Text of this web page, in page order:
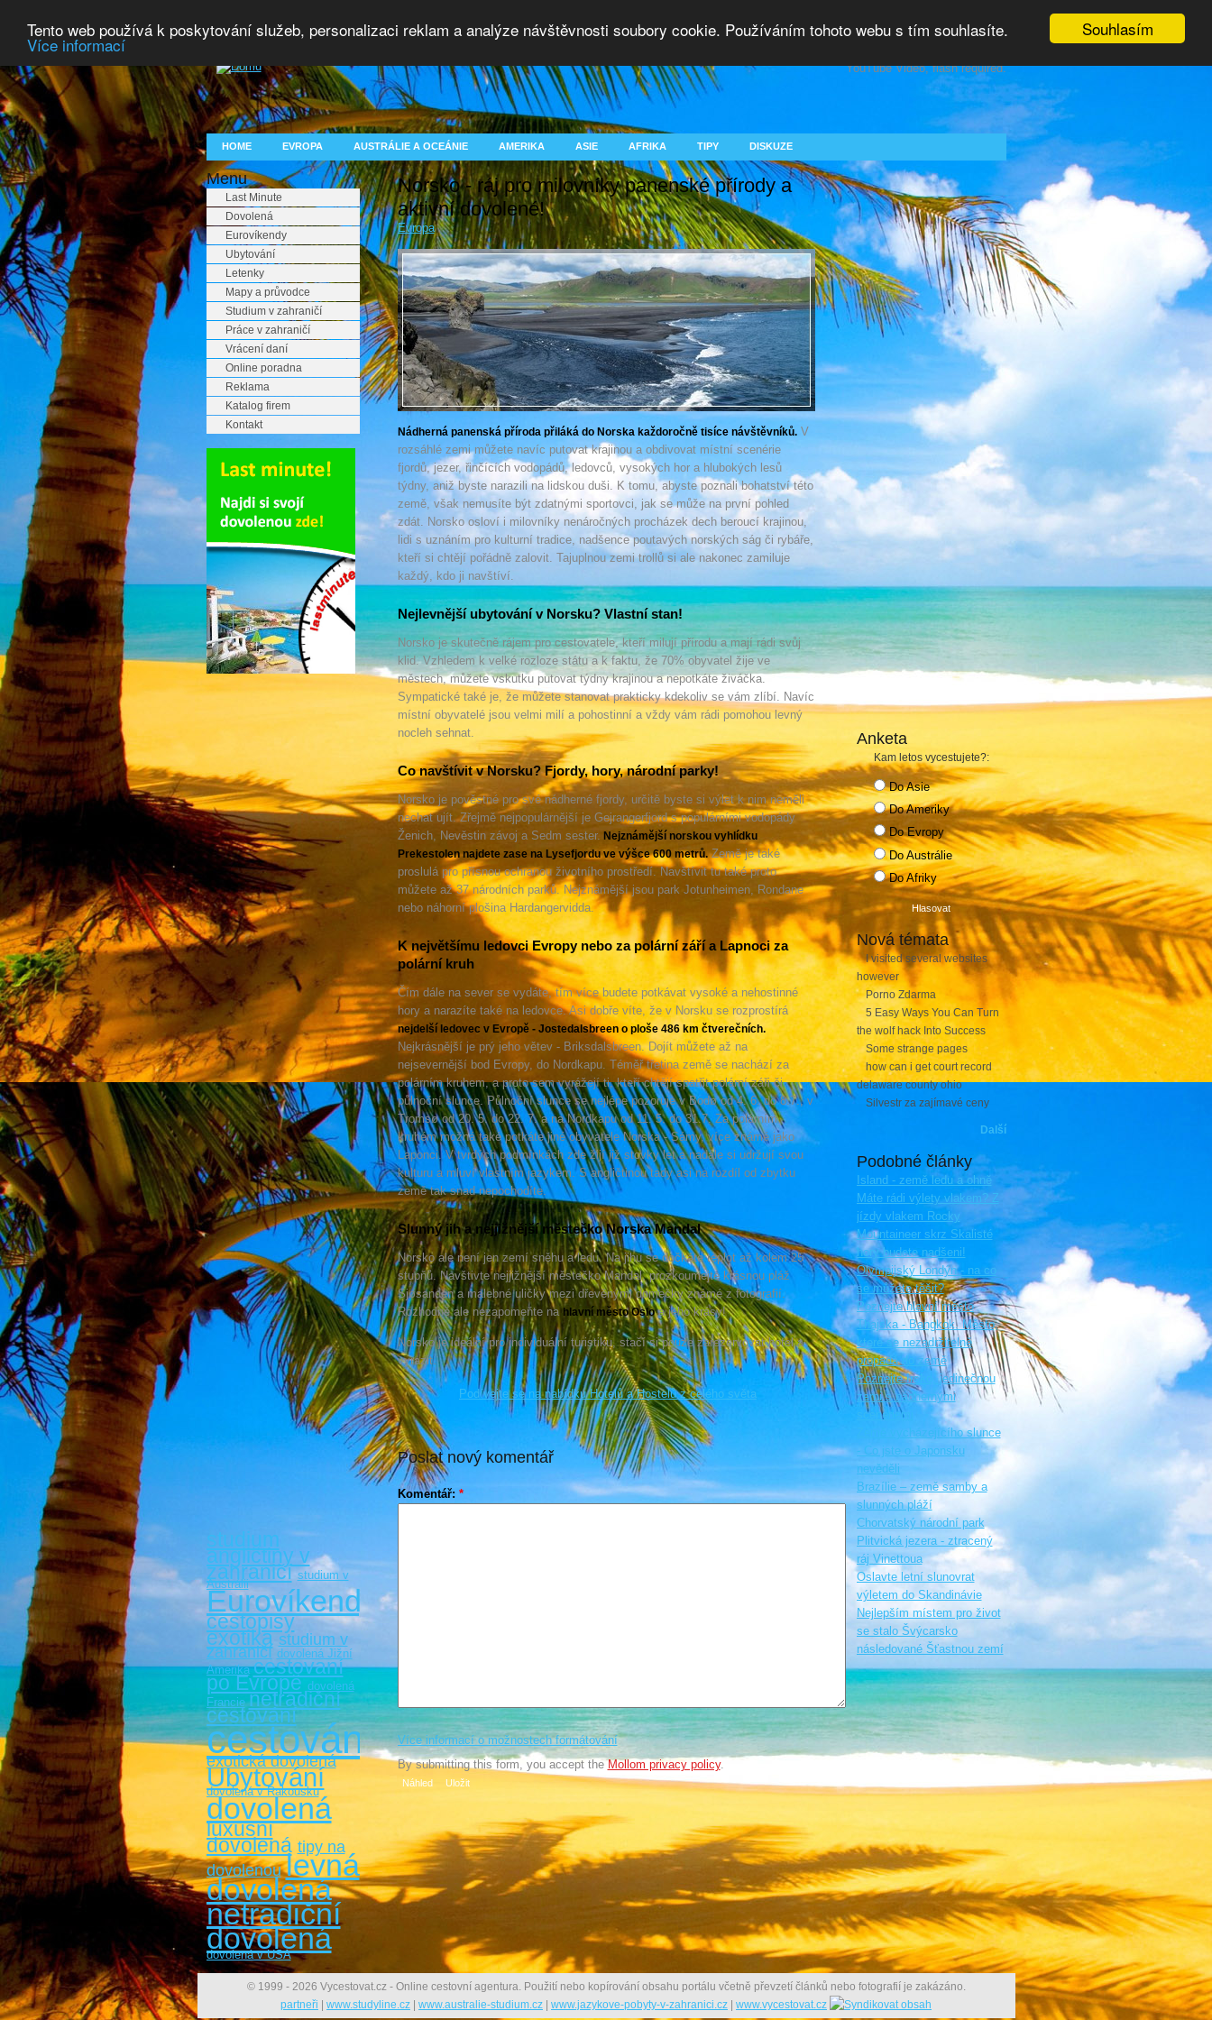
Souhlasím
Tento web používá k poskytování služeb, personalizaci reklam a analýze návštěvnosti soubory cookie. Používáním tohoto webu s tím souhlasíte.
Více informací
YouTube Video, flash required.
HOME EVROPA AUSTRÁLIE A OCEÁNIE AMERIKA ASIE AFRIKA TIPY DISKUZE
Menu
Last Minute
Dovolená
Eurovíkendy
Ubytování
Letenky
Mapy a průvodce
Studium v zahraničí
Práce v zahraničí
Vrácení daní
Online poradna
Reklama
Katalog firem
Kontakt
studium
angličtiny v
zahraničí studium v
Austrálii
Eurovíkendy
cestopisy
exotika studium v
zahraničí dovolená Jižní
Amerika cestovaní
po Evropě dovolená
Francie netradiční
cestování
cestování
exotická dovolená
Ubytování
dovolená v Rakousku
dovolená
luxusní
dovolená tipy na
dovolenou levná
dovolená
netradiční
dovolená
dovolená v USA
Anketa
Kam letos vycestujete?:
Do Asie
Do Ameriky
Do Evropy
Do Austrálie
Do Afriky
Nová témata
I visited several websites
however
Porno Zdarma
5 Easy Ways You Can Turn
the wolf hack Into Success
Some strange pages
how can i get court record
delaware county ohio
Silvestr za zajímavé ceny
Další
Podobné články
Island - země ledu a ohně
Máte rádi výlety vlakem? Z
jízdy vlakem Rocky
Mountaineer skrz Skalisté
hory budete nadšeni!
Olympijský Londýn - na co
se můžete těšit?
Poznejte hlavní město
Thajska - Bangkok. Město,
které se nezadržitelně
propadá do země
Poznejte Irsko, jedinečnou
zemi s nádhernými
scenériemi
Země vycházejícího slunce
- Co jste o Japonsku
nevěděli
Brazílie – země samby a
slunných pláží
Chorvatský národní park
Plitvická jezera - ztracený
ráj Vinettoua
Oslavte letní slunovrat
výletem do Skandinávie
Nejlepším místem pro život
se stalo Švýcarsko
následované Šťastnou zemí
Norsko - ráj pro milovníky panenské přírody a
aktivní dovolené!
Evropa
Nádherná panenská příroda přiláká do Norska každoročně tisíce návštěvníků.V
rozsáhlé zemi můžete navíc putovat krajinou a obdivovat místní scenérie
fjordů, jezer, řinčících vodopádů, ledovců, vysokých hor a hlubokých lesů
týdny, aniž byste narazili na lidskou duši. K tomu, abyste poznali bohatství této
země, však nemusíte být zdatnými sportovci, jak se může na první pohled
zdát. Norsko osloví i milovníky nenáročných procházek dech beroucí krajinou,
lidi s uznáním pro kulturní tradice, nadšence poutavých norských ság či rybáře,
kteří si chtějí pořádně zalovit. Tajuplnou zemi trollů si ale nakonec zamiluje
každý, kdo ji navštíví.
Nejlevnější ubytování v Norsku? Vlastní stan!
Norsko je skutečně rájem pro cestovatele, kteří milují přírodu a mají rádi svůj
klid. Vzhledem k velké rozloze státu a k faktu, že 70% obyvatel žije ve
městech, můžete vskutku putovat týdny krajinou a nepotkáte živáčka.
Sympatické také je, že můžete stanovat prakticky kdekoliv se vám zlíbí. Navíc
místní obyvatelé jsou velmi milí a pohostinní a vždy vám rádi pomohou levný
nocleh sehnat.
Co navštívit v Norsku? Fjordy, hory, národní parky!
Norsko je pověstné pro své nádherné fjordy, určitě byste si výlet k nim neměli
nechat ujít. Zřejmě nejpopulárnější je Gejrangerfjord s populárními vodopády
Ženich, Nevěstin závoj a Sedm sester. Nejznámější norskou vyhlídku
Prekestolen najdete zase na Lysefjordu ve výšce 600 metrů.Země je také
proslulá pro přísnou ochranou životního prostředí. Navštívit tu také proto
můžete až 37 národních parků. Nejznámější jsou park Jotunheimen, Rondane
nebo náhorní plošina Hardangervidda.
K největšímu ledovci Evropy nebo za polární září a Lapnoci za
polární kruh
Čím dále na sever se vydáte, tím více budete potkávat vysoké a nehostinné
hory a narazíte také na ledovce. Asi dobře víte, že v Norsku se rozprostírá
nejdelší ledovec v Evropě - Jostedalsbreen o ploše 486 km čtverečních.
Nejkrásnější je prý jeho větev - Briksdalsbreen. Dojít můžete až na
nejsevernější bod Evropy, do Nordkapu. Téměř třetina země se nachází za
polárním kruhem, a proto sem vyrážejí ti, kteří chtějí spatřit polární záři či
půlnoční slunce. Půlnoční slunce se nejlépe pozoruje v Bodø od 4. 6. do 8.7., v
Tromsø od 20. 5. do 22. 7. a na Nordkapu od 11. 5. do 31.7. Za polárním
kruhém možná také potkáte jiné obyvatele Norska - Sámy, více známé jako
Laponci. V tvrdých podmínkách zde žijí již stovky let a nadále si udržují svou
kulturu a mluví vlastním jazykem. S angličtinou tady asi na rozdíl od zbytku
země tak snad nepochodíte.
Slunný jih a nejjižnější městečko Norska Mandal
Norsko ale není jen zemí sněhu a ledu. Na jihu se dočkáte teplot až kolem 25
stupňů. Navštivte nejjižnější městečko Mandal, prozkoumejte krásnou pláž
Sjøsanden a malebné uličky mezi dřevěnými domečky známé z fotografií.
Rozhodně ale nezapomeňte nahlavní město Osloa jeho krásy!
Norsko je ideální pro individuální turistiku, stačí si pouze zarezervovat hotel a
vyrazit.
Podívejte se na nabídku Hotelů a Hostelů z celého světa
Poslat nový komentář
Komentář: *
Více informací o možnostech formátování
By submitting this form, you accept theMollom privacy policy.
© 1999 - 2026 Vycestovat.cz - Online cestovní agentura. Použití nebo kopírování obsahu portálu včetně převzetí článků nebo fotografií je zakázáno.
partneři
www.studyline.cz www.australie-studium.cz www.jazykove-pobyty-v-zahranici.cz www.vycestovat.cz